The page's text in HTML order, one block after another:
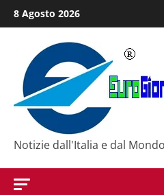
Salta
al
contenuto
8 Agosto 2026
Notizie dall'Italia e dal